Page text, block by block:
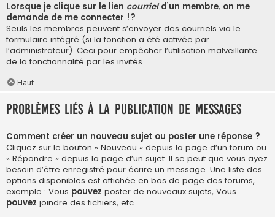
Lorsque je clique sur le lien courrield’un membre, on me
demande de me connecter !?
Seuls les membres peuvent s’envoyer des courriels via le
formulaire intégré (si la fonction a été activée par
l’administrateur). Ceci pour empêcher l’utilisation malveillante
de la fonctionnalité par les invités.
Haut
Problèmes liés à la publication de messages
Comment créer un nouveau sujet ou poster une réponse ?
Cliquez sur le bouton « Nouveau » depuis la page d’un forum ou
« Répondre » depuis la page d’un sujet. Il se peut que vous ayez
besoin d’être enregistré pour écrire un message. Une liste des
options disponibles est affichée en bas de page des forums,
exemple : Vous pouvez poster de nouveaux sujets, Vous
pouvez joindre des fichiers, etc.